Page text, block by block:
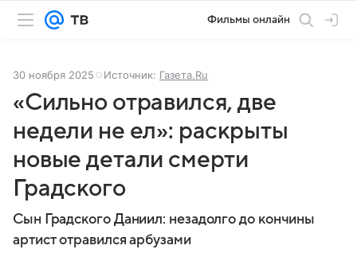
Фильмы онлайн
30 ноября 2025 Источник: Газета.Ru
«Сильно отравился, две
недели не ел»: раскрыты
новые детали смерти
Градского
Сын Градского Даниил: незадолго до кончины
артист отравился арбузами